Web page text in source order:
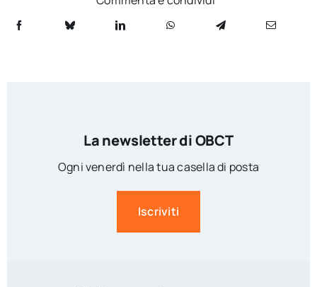
La newsletter di OBCT
Ogni venerdì nella tua casella di posta
Iscriviti